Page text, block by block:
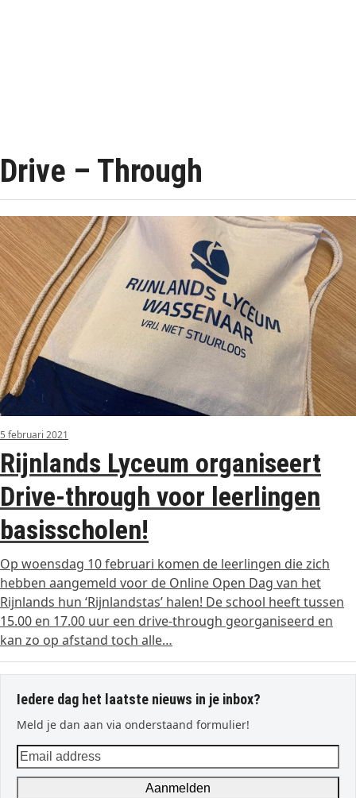
Drive – Through
5 februari 2021
Rijnlands Lyceum organiseert
Drive-through voor leerlingen
basisscholen!
Op woensdag 10 februari komen de leerlingen die zich
hebben aangemeld voor de Online Open Dag van het
Rijnlands hun ‘Rijnlandstas’ halen! De school heeft tussen
15.00 en 17.00 uur een drive-through georganiseerd en
kan zo op afstand toch alle…
Iedere dag het laatste nieuws in je inbox?
Meld je dan aan via onderstaand formulier!
Email
address
Aanmelden